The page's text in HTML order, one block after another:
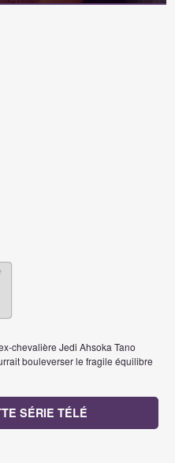
chevalière Jedi Ahsoka Tano
bouleverser le fragile équilibre
SÉRIE TÉLÉ